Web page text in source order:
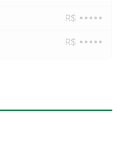
R$ •••••
R$ •••••